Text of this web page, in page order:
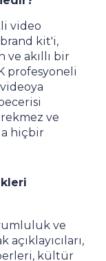
video
kit'i,
ve akıllı bir
profesyoneli
ve
hiçbir
ve
kültür